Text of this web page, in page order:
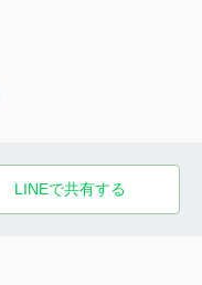
LINEで共有する